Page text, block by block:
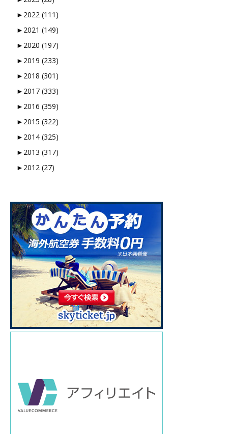
► 2022 (111)
► 2021 (149)
► 2020 (197)
► 2019 (233)
► 2018 (301)
► 2017 (333)
► 2016 (359)
► 2015 (322)
► 2014 (325)
► 2013 (317)
► 2012 (27)